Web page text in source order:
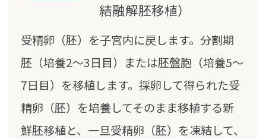
結融解胚移植）
受精卵（胚）を子宮内に戻します。分割期
胚（培養2～3日目）または胚盤胞（培養5～
7日目）を移植します。採卵して得られた受
精卵（胚）を培養してそのまま移植する新
鮮胚移植と、一旦受精卵（胚）を凍結して、